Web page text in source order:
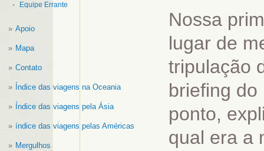
Equipe Errante
Apoio
Mapa
Contato
Índice das viagens na Oceania
Índice das viagens pela Ásia
índice das viagens pelas Américas
Mergulhos
Nossa
lugar de
tripulação
briefing
ponto,
qual era a